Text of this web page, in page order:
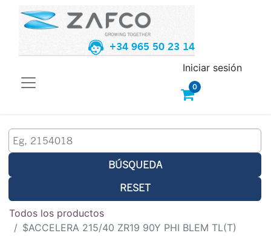
+34 965 50 23 14
0
Iniciar sesión
BÚSQUEDA
RESET
Todos los productos
$ACCELERA 215/40 ZR19 90Y PHI BLEM TL(T)